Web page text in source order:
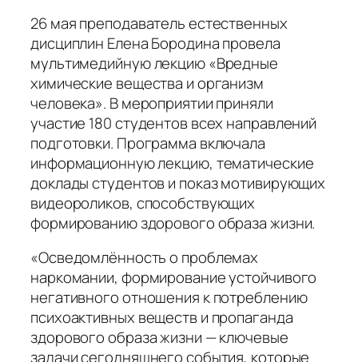
26 мая преподаватель естественных
дисциплин Елена Бородина провела
мультимедийную лекцию «Вредные
химические вещества и организм
человека». В мероприятии приняли
участие 180 студентов всех направлений
подготовки. Программа включала
информационную лекцию, тематические
доклады студентов и показ мотивирующих
видеороликов, способствующих
формированию здорового образа жизни.
«Осведомлённость о проблемах
наркомании, формирование устойчивого
негативного отношения к потреблению
психоактивных веществ и пропаганда
здорового образа жизни — ключевые
задачи сегодняшнего события, которые